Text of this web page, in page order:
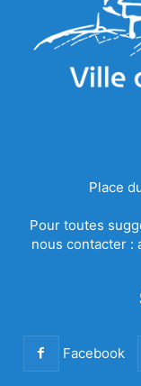
Place
Pour toutes
nous contacter :
Facebook